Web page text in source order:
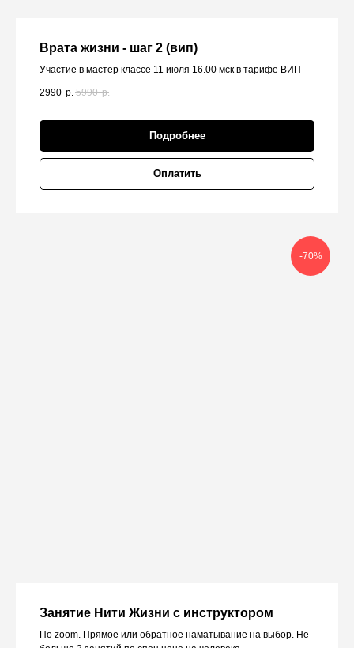
Врата жизни - шаг 2 (вип)
Участие в мастер классе 11 июля 16.00 мск в тарифе ВИП
2990 р. 5990 р.
Подробнее
Оплатить
-70%
Занятие Нити Жизни с инструктором
По zoom. Прямое или обратное наматывание на выбор. Не